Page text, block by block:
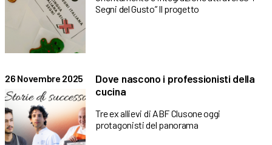
Segni del Gusto” Il progetto
26 Novembre 2025
Dove nascono i professionisti della
cucina
Tre ex allievi di ABF Clusone oggi
protagonisti del panorama